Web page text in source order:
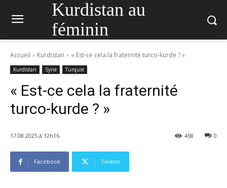
Kurdistan au
féminin
Accueil Kurdistan « Est-ce cela la fraternité turco-kurde ? »
Kurdistan Syrie Turquie
« Est-ce cela la fraternité
turco-kurde ? »
17.08.2025 à 12h16 0
458
Facebook Twitter